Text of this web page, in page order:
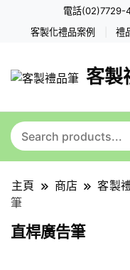
電話(02)7729-
客製化禮品案例 禮
客製
主頁 商店 客製
筆
直桿廣告筆